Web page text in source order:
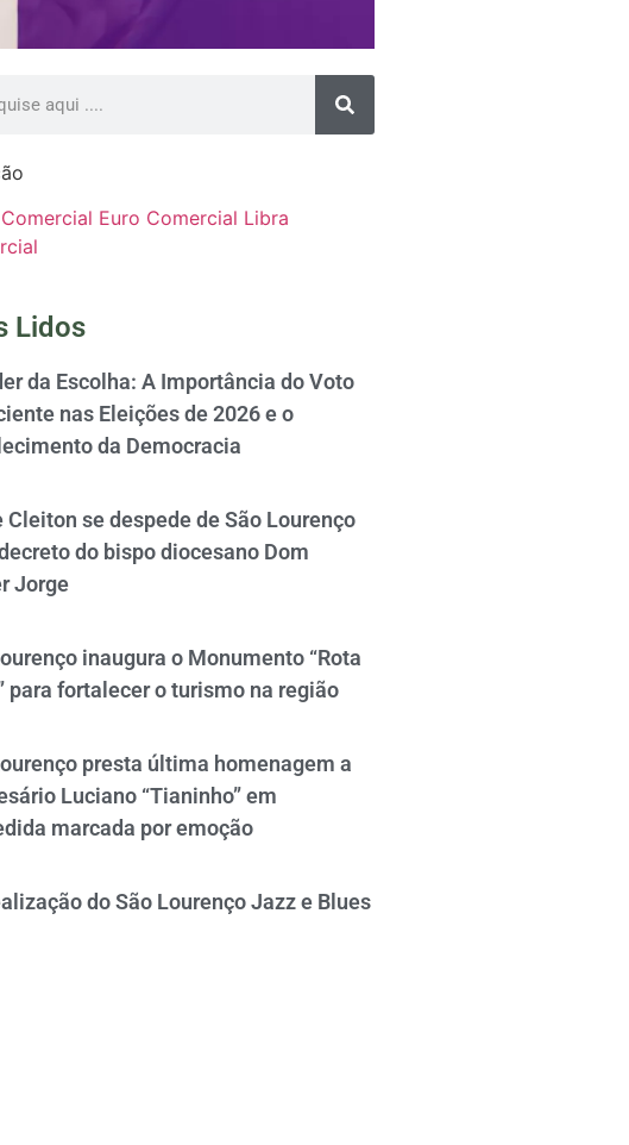
Euro Comercial Libra
Lidos
da Escolha: A Importância do Voto
nas Eleições de 2026 e o
da Democracia
Cleiton se despede de São Lourenço
do bispo diocesano Dom
Jorge
inaugura o Monumento “Rota
para fortalecer o turismo na região
presta última homenagem a
Luciano “Tianinho” em
marcada por emoção
do São Lourenço Jazz e Blues